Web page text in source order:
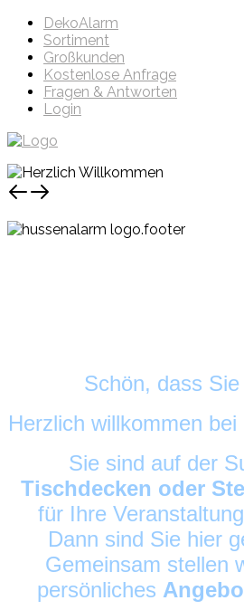
DekoAlarm
Sortiment
Großkunden
Kostenlose Anfrage
Fragen & Antworten
Login
Schön, dass
Herzlich willkommen bei
Sie sind auf der
Tischdecken oder
für Ihre
Dann sind Sie hier
Gemeinsam stellen
persönliches